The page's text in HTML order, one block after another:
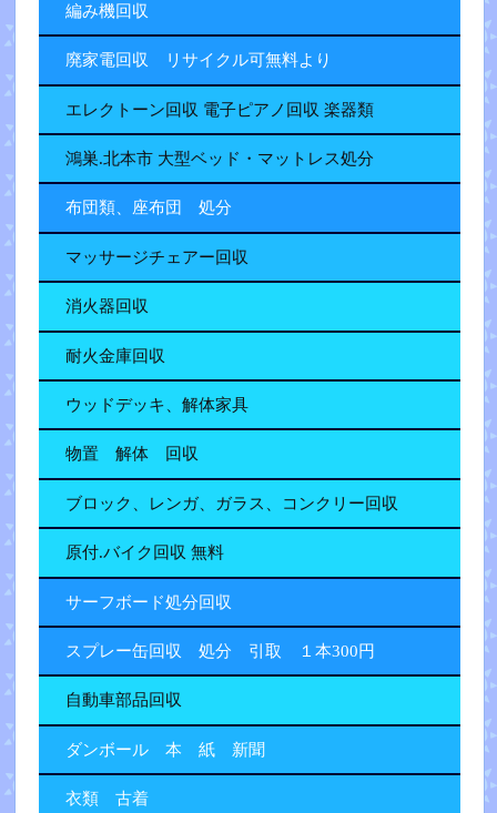
編み機回収
廃家電回収 リサイクル可無料より
エレクトーン回収 電子ピアノ回収 楽器類
鴻巣.北本市 大型ベッド・マットレス処分
布団類、座布団 処分
マッサージチェアー回収
消火器回収
耐火金庫回収
ウッドデッキ、解体家具
物置 解体 回収
ブロック、レンガ、ガラス、コンクリー回収
原付.バイク回収 無料
サーフボード処分回収
スプレー缶回収 処分 引取 １本300円
自動車部品回収
ダンボール 本 紙 新聞
衣類 古着